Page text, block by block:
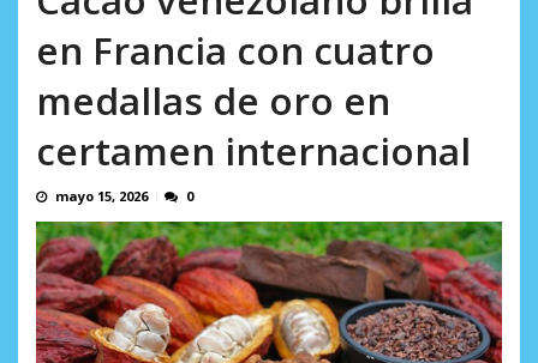
en Francia con cuatro
medallas de oro en
certamen internacional
mayo 15, 2026 0